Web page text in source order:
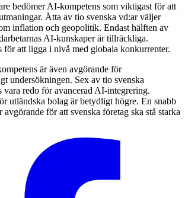
bedömer AI-kompetens som viktigast för att
Åtta av tio svenska vd:ar väljer
inflation och geopolitik. Endast hälften av
AI-kunskaper är tillräckliga.
för att ligga i nivå med globala konkurrenter.
är även avgörande för
undersökningen. Sex av tio svenska
vara redo för avancerad AI-integrering.
utländska bolag är betydligt högre. En snabb
för att svenska företag ska stå starka